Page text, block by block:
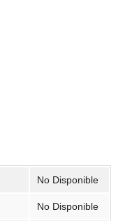
No Disponible
No Disponible